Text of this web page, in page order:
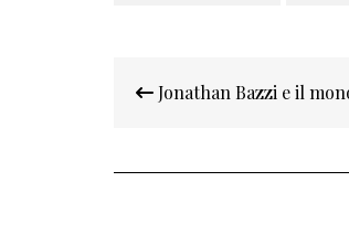
Navigazione
Jonathan Bazzi e il